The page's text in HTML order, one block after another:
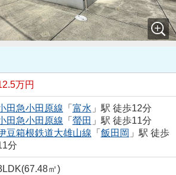
万円
田急小田原線 「 富水 」駅 徒歩12分
田急小田原線 「 螢田 」駅 徒歩11分
豆箱根鉄道大雄山線 「 飯田岡 」駅 徒歩
分
㎡)